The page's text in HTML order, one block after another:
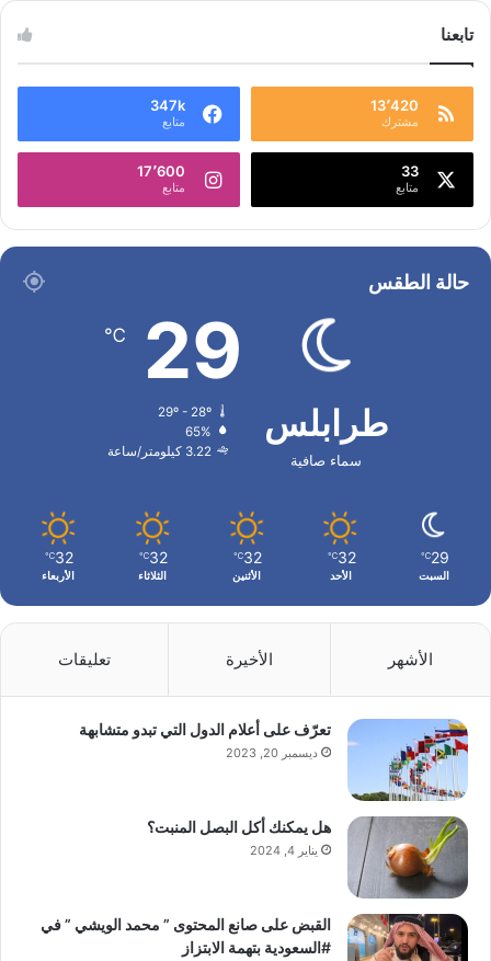
تابعنا
13٬420
مشترك
347k
متابع
33
متابع
17٬600
متابع
حالة الطقس
طرابلس
سماء صافية
29
℃
29º - 28º
65%
3.22 كيلومتر/ساعة
29
℃
السبت
32
℃
الأحد
32
℃
الأثنين
32
℃
الثلاثاء
32
℃
الأربعاء
الأشهر الأخيرة تعليقات
تعرّف على أعلام الدول التي تبدو متشابهة
ديسمبر 20, 2023
هل يمكنك أكل البصل المنبت؟
يناير 4, 2024
القبض على صانع المحتوى ” محمد الويشي ” في
#السعودية بتهمة الابتزاز